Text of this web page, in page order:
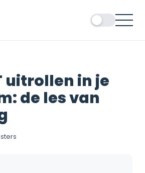
uitrollen in je
de les van